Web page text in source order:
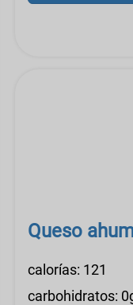
Queso
calorías: 121
carbohidratos: